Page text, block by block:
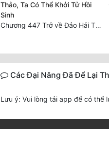
Thảo, Ta Có Thể Khởi Tử Hồi
Sinh
Chương 447 Trở về Đảo Hải Thần
Các Đại Năng Đã Để Lại
Lưu ý: Vui lòng tải app để có thể